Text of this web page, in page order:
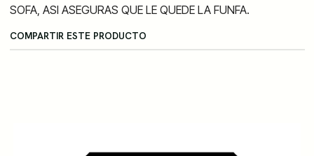
SOFA, ASI ASEGURAS QUE LE QUEDE LA FUNFA.
COMPARTIR ESTE PRODUCTO